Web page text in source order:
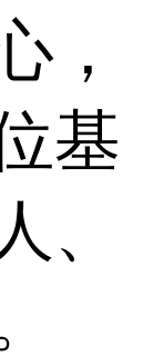
，
基
、